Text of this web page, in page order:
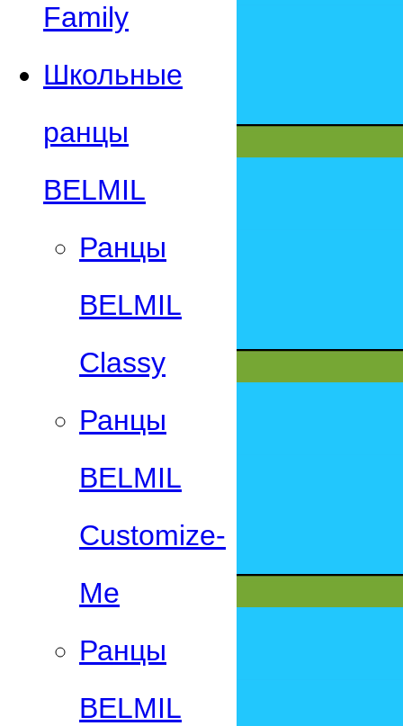
Family
Школьные
ранцы
BELMIL
Ранцы
BELMIL
Classy
Ранцы
BELMIL
Customize-
Me
Ранцы
BELMIL